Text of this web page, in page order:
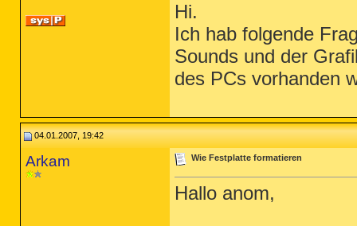
Hi.
Ich hab folgende
Sounds und der
des PCs vorhanden
04.01.2007, 19:42
Arkam Wie Festplatte formatieren
Hallo anom,